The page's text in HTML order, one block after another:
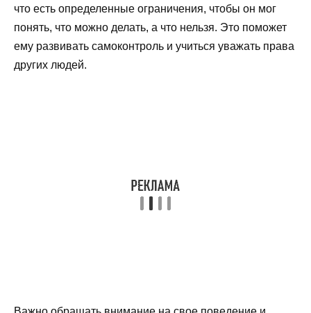
что есть определенные ограничения, чтобы он мог
понять, что можно делать, а что нельзя. Это поможет
ему развивать самоконтроль и учиться уважать права
других людей.